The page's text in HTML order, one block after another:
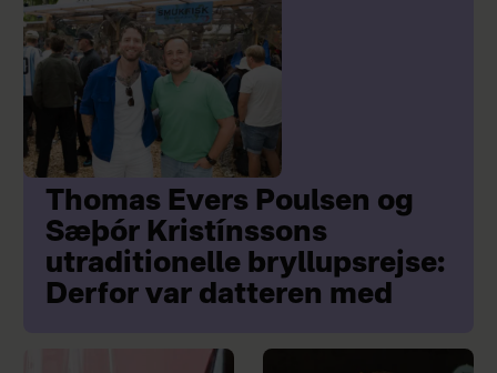
Thomas Evers Poulsen og
Sæþór Kristínssons
utraditionelle bryllupsrejse:
Derfor var datteren med